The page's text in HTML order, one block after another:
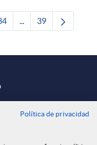
Use TAB para
PáginaPáginas intermedias
Página
39
Política de privacidad